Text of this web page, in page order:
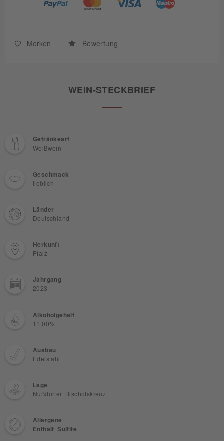
Merken Bewertung
WEIN-STECKBRIEF
Getränkeart
Weißwein
Geschmack
lieblich
Länder
Deutschland
Herkunft
Pfalz
Jahrgang
2023
Alkoholgehalt
11,00%
Ausbau
Edelstahl
Lage
Nußdorfer Bischofskreuz
Allergene
Enthält Sulfite